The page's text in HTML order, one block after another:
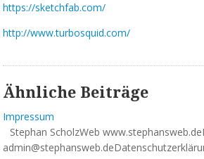
https://sketchfab.com/
http://www.turbosquid.com/
Ähnliche Beiträge
Impressum
Stephan ScholzWeb
admin@stephansweb.deDatenschutzerkl